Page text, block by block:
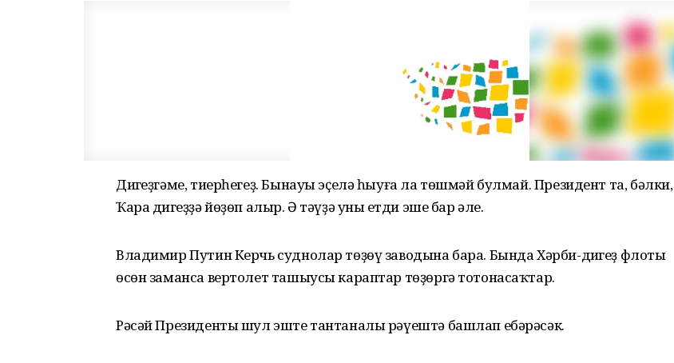
Диңгеҙгəме, тиерһегеҙ. Бынауы эҫелə һыуға ла төшмəй булмай. Президент та, бəлки,
Ҡара диңгеҙҙə йөҙөп алыр. Ə тəүҙə уның етди эше бар əле.
Владимир Путин Керчь суднолар төҙөү заводына бара. Бында Хəрби-диңгеҙ флоты
өсөн заманса вертолет ташыусы караптар төҙөргə тотонасаҡтар.
Рəсəй Президенты шул эште тантаналы рəүештə башлап ебəрəсəк.